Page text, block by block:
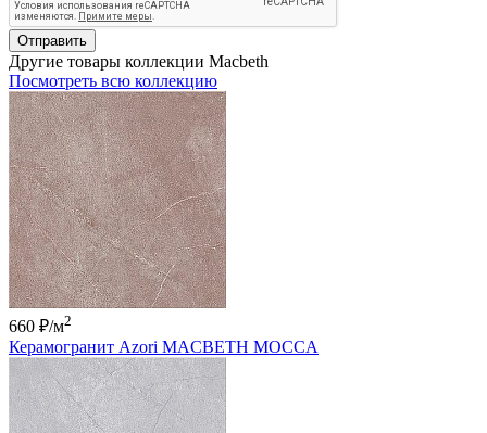
Отправить
Другие товары коллекции Macbeth
Посмотреть всю коллекцию
660 ₽/м2
Керамогранит Azori MACBETH MOCCA